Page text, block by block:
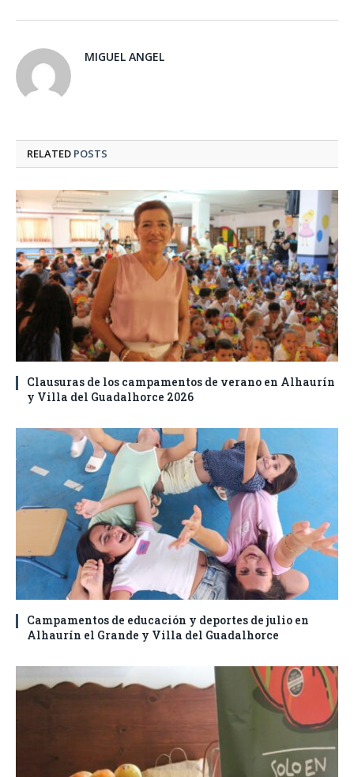
MIGUEL ANGEL
RELATED POSTS
Clausuras de los campamentos de verano en Alhaurín
y Villa del Guadalhorce 2026
Campamentos de educación y deportes de julio en
Alhaurín el Grande y Villa del Guadalhorce